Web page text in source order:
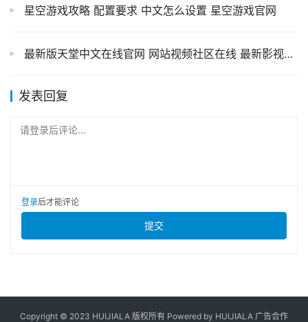
星空游戏攻略 配置要求 中文怎么设置 星空游戏官网
最新版天堂中文在线官网 网站视频社区在线 最新影视大全
发表回复
请登录后评论...
登录后才能评论
提交
Copyright © 2023 HUIJIALA 版权所有 Powered by HUIJIALA 广告合作